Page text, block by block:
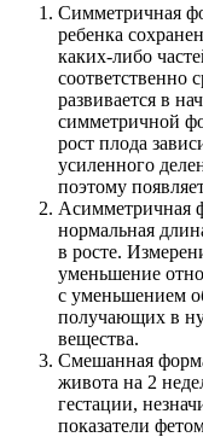
Симметричная
ребенка
каких-либо
соответственно
развивается в
симметричной
рост плода
усиленного
поэтому
Асимметричная
нормальная
в росте.
уменьшение
с уменьшением
получающих в
вещества.
Смешанная
живота на 2
гестации,
показатели